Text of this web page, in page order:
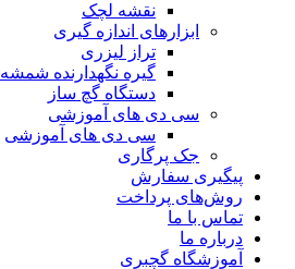
نقشه لچک
ابزارهای اندازه گیری
تراز لیزری
گیره نگهدارنده شمشه
دستگاه گچ ساز
سی دی های آموزشی
سی دی های آموزشی
جک پرگاری
پیگیری سفارش
روش‌های پرداخت
تماس با ما
درباره ما
آموزشگاه گچبری